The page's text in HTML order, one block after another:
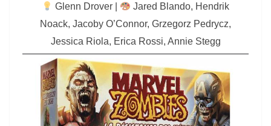
Glenn Drover
Jared Blando, Hendrik
Noack, Jacoby O’Connor, Grzegorz Pedrycz,
Jessica Riola, Erica Rossi, Annie Stegg